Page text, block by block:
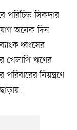
পরিচিত সিকদার
অনেক দিন
ধ্বংসের
খেলাপি ঋণের
নিয়ন্ত্রণে